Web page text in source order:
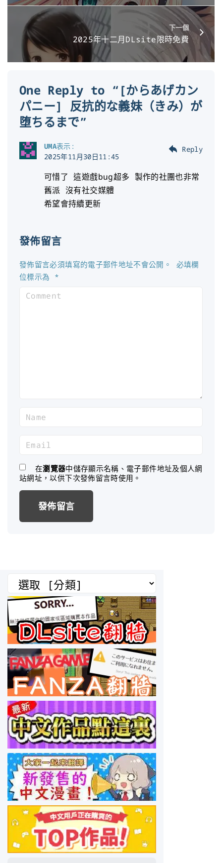
下一個
2025年十二月DLsite限時免費
One Reply to “[からあげカン
パニー] 反抗的な義妹（きみ）が
堕ちるまで”
UMA表示:
2025年11月30日11:45
可惜了 這遊戲bug超多 製作的社團也非常
舊派 沒有社交媒體
希望會持續更新
Reply
發佈留言
發佈留言必須填寫的電子郵件地址不會公開。
必填欄
位標示為 *
*
a
i
l
在瀏覽器中儲存顯示名稱、電子郵件地址及個人網
站網址，以供下次發佈留言時使用。
類